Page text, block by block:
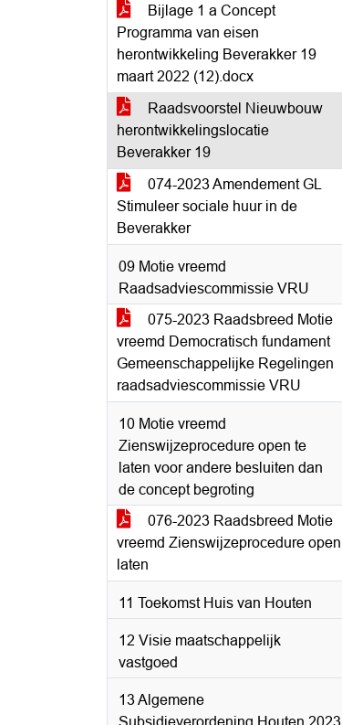
Bijlage 1 a Concept
Programma van eisen
herontwikkeling Beverakker 19
maart 2022 (12).docx
Raadsvoorstel Nieuwbouw
herontwikkelingslocatie
Beverakker 19
074-2023 Amendement GL
Stimuleer sociale huur in de
Beverakker
09 Motie vreemd
Raadsadviescommissie VRU
075-2023 Raadsbreed Motie
vreemd Democratisch fundament
Gemeenschappelijke Regelingen
raadsadviescommissie VRU
10 Motie vreemd
Zienswijzeprocedure open te
laten voor andere besluiten dan
de concept begroting
076-2023 Raadsbreed Motie
vreemd Zienswijzeprocedure open
laten
11 Toekomst Huis van Houten
12 Visie maatschappelijk
vastgoed
13 Algemene
Subsidieverordening Houten 2023